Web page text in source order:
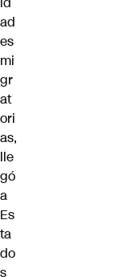
ad
es
mi
gr
at
ori
as,
lle
gó
a
Es
ta
do
s